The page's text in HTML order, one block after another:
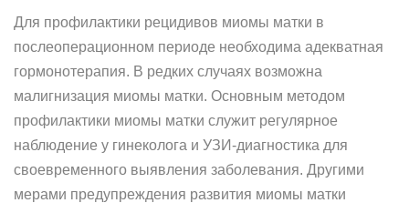
Для профилактики рецидивов миомы матки в
послеоперационном периоде необходима адекватная
гормонотерапия. В редких случаях возможна
малигнизация миомы матки. Основным методом
профилактики миомы матки служит регулярное
наблюдение у гинеколога и УЗИ-диагностика для
своевременного выявления заболевания. Другими
мерами предупреждения развития миомы матки